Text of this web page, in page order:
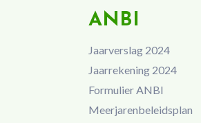
ANBI
Jaarverslag 2024
Jaarrekening 2024
Formulier ANBI
Meerjarenbeleidsplan